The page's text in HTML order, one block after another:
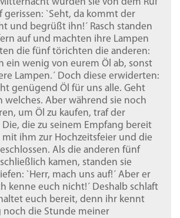
gerissen: `Seht, da kommt der
und begrüßt ihn!´ Rasch standen
auf und machten ihre Lampen
die fünf törichten die anderen:
ein wenig von eurem Öl ab, sonst
Lampen.´ Doch diese erwiderten:
genügend Öl für uns alle. Geht
welches. Aber während sie noch
um Öl zu kaufen, traf der
Die, die zu seinem Empfang bereit
ihm zur Hochzeitsfeier und die
Als die anderen fünf
kamen, standen sie
`Herr, mach uns auf!´ Aber er
kenne euch nicht!´ Deshalb schlaft
euch bereit, denn ihr kennt
noch die Stunde meiner